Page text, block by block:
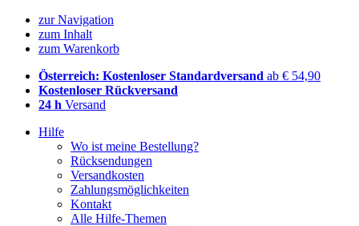
zur Navigation
zum Inhalt
zum Warenkorb
Österreich: Kostenloser Standardversand ab € 54,90
Kostenloser Rückversand
24 h Versand
Hilfe
Wo ist meine Bestellung?
Rücksendungen
Versandkosten
Zahlungsmöglichkeiten
Kontakt
Alle Hilfe-Themen